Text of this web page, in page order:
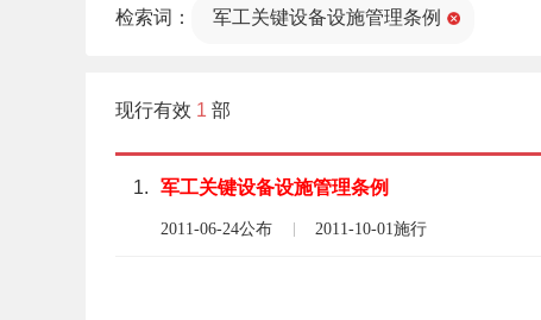
检索词： 军工关键设备设施管理条例
现行有效 1 部
1. 军工关键设备设施管理条例
2011-06-24公布 2011-10-01施行